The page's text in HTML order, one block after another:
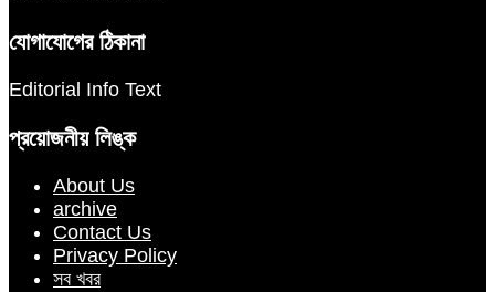
যোগাযোগের ঠিকানা
Editorial Info Text
প্রয়োজনীয় লিঙ্ক
About Us
archive
Contact Us
Privacy Policy
সব খবর